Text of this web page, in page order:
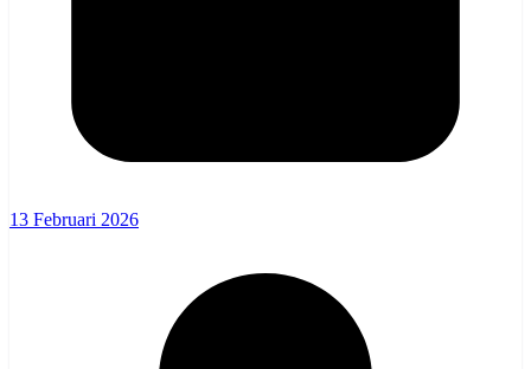
13 Februari 2026